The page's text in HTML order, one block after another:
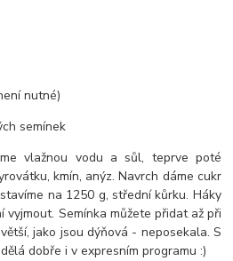
nutné)
semínek
vlažnou vodu a sůl, teprve poté
kmín, anýz. Navrch dáme cukr
na 1250 g, střední kůrku. Háky
vyjmout. Semínka můžete přidat až při
jako jsou dýňová - neposekala. S
dobře i v expresním programu :)